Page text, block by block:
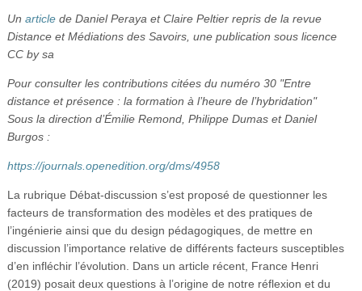
Se connecter
Un articlede Daniel Peraya et Claire Peltier repris de la revue
Distance et Médiations des Savoirs, une publication sous licence
CC by sa
Pour consulter les contributions citées du numéro 30 "Entre
distance et présence : la formation à l’heure de l’hybridation"
Sous la direction d’Émilie Remond, Philippe Dumas et Daniel
Burgos :
https://journals.openedition.org/dms/4958
La rubrique Débat-discussion s’est proposé de questionner les
facteurs de transformation des modèles et des pratiques de
l’ingénierie ainsi que du design pédagogiques, de mettre en
discussion l’importance relative de différents facteurs susceptibles
d’en infléchir l’évolution. Dans un article récent, France Henri
(2019) posait deux questions à l’origine de notre réflexion et du